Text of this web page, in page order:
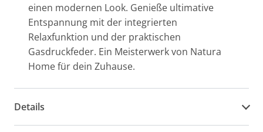
einen modernen Look. Genieße ultimative
Entspannung mit der integrierten
Relaxfunktion und der praktischen
Gasdruckfeder. Ein Meisterwerk von Natura
Home für dein Zuhause.
Details